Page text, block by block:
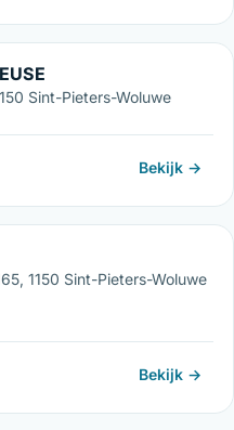
Sint-Pieters-Woluwe
Bekijk →
1150 Sint-Pieters-Woluwe
Bekijk →